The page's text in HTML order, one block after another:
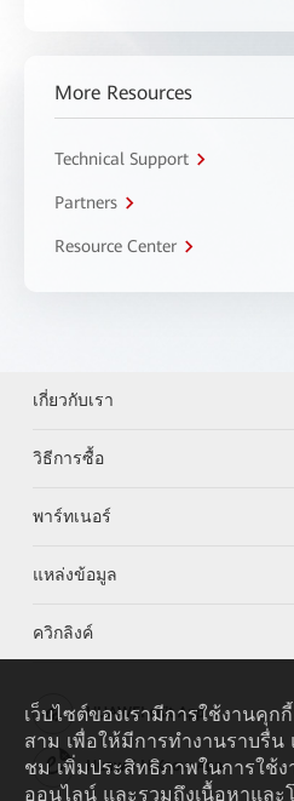
More Resources
Technical Support
Partners
Resource Center
เกี่ยวกับเรา
วิธีการซื้อ
พาร์ทเนอร์
แหล่งข้อมูล
ควิกลิงค์
HUAWEI eKit App
Huawei HiKnow App
เว็บไซต์ของเรามีการใช้งานคุ
สาม เพื่อให้มีการทำงานราบรื่น
ชม เพิ่มประสิทธิภาพในการใช้
ออนไลน์ และรวมถึงเนื้อหาแล